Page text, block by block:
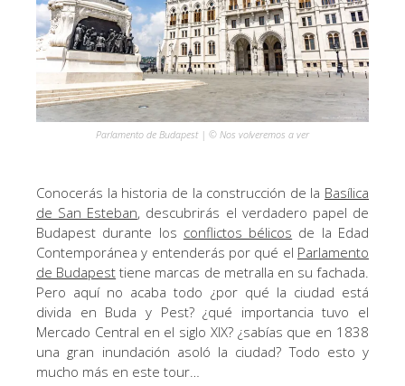
Parlamento de Budapest | © Nos volveremos a ver
Conocerás la historia de la construcción de la Basílica
de San Esteban, descubrirás el verdadero papel de
Budapest durante los conflictos bélicos de la Edad
Contemporánea y entenderás por qué el Parlamento
de Budapest tiene marcas de metralla en su fachada.
Pero aquí no acaba todo ¿por qué la ciudad está
divida en Buda y Pest? ¿qué importancia tuvo el
Mercado Central en el siglo XIX? ¿sabías que en 1838
una gran inundación asoló la ciudad? Todo esto y
mucho más en este tour…